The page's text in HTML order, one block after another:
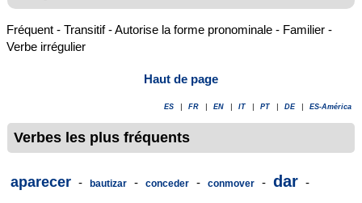
Fréquent - Transitif - Autorise la forme pronominale - Familier -
Verbe irrégulier
Haut de page
ES FR EN IT PT DE ES-América
Verbes les plus fréquents
aparecer - bautizar - conceder - conmover - dar -